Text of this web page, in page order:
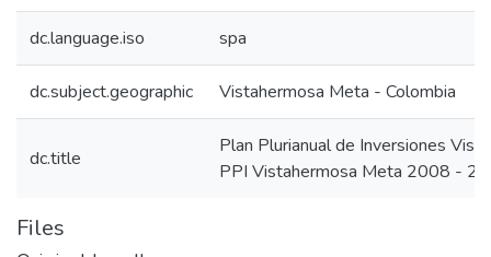
dc.language.iso spa
dc.subject.geographic Vistahermosa Meta - Colombia
dc.title
Plan Plurianual de Inversiones
PPI Vistahermosa Meta 2008 -
Files